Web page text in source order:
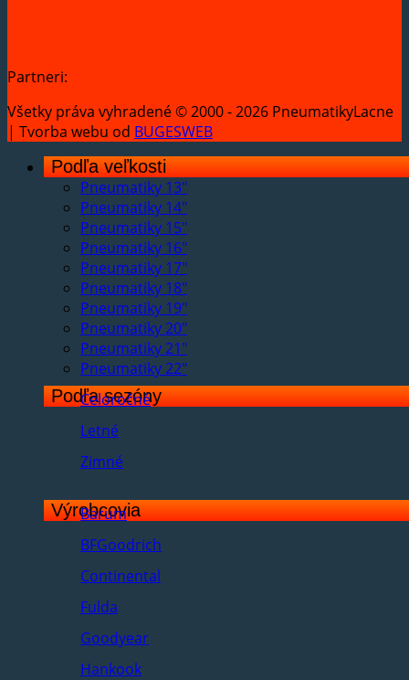
Partneri:
Všetky práva vyhradené © 2000 - 2026 PneumatikyLacne
| Tvorba webu od BUGESWEB
Podľa veľkosti
Pneumatiky 13"
Pneumatiky 14"
Pneumatiky 15"
Pneumatiky 16"
Pneumatiky 17"
Pneumatiky 18"
Pneumatiky 19"
Pneumatiky 20"
Pneumatiky 21"
Pneumatiky 22"
Podľa sezóny
Celoročné
Letné
Zimné
Výrobcovia
Barum
BFGoodrich
Continental
Fulda
Goodyear
Hankook